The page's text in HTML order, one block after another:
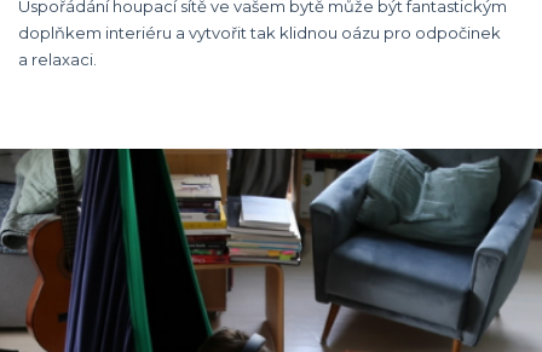
Uspořádání houpací sítě ve vašem bytě může být fantastickým
doplňkem interiéru a vytvořit tak klidnou oázu pro odpočinek
a relaxaci.